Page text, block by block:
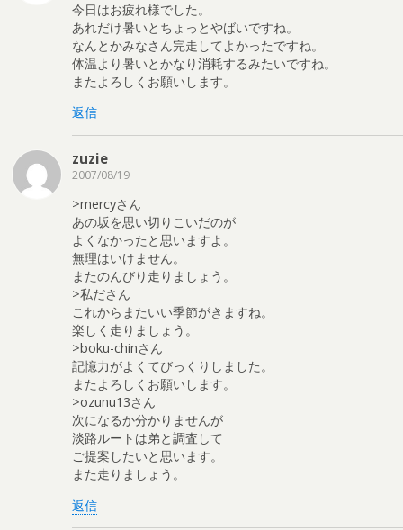
今日はお疲れ様でした。
あれだけ暑いとちょっとやばいですね。
なんとかみなさん完走してよかったですね。
体温より暑いとかなり消耗するみたいですね。
またよろしくお願いします。
返信
zuzie
2007/08/19
>mercyさん
あの坂を思い切りこいだのが
よくなかったと思いますよ。
無理はいけません。
またのんびり走りましょう。
>私ださん
これからまたいい季節がきますね。
楽しく走りましょう。
>boku-chinさん
記憶力がよくてびっくりしました。
またよろしくお願いします。
>ozunu13さん
次になるか分かりませんが
淡路ルートは弟と調査して
ご提案したいと思います。
また走りましょう。
返信